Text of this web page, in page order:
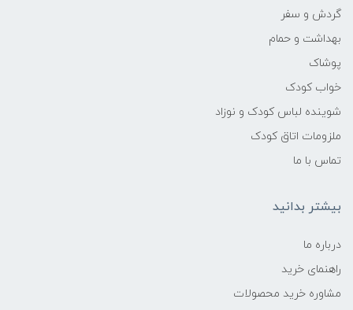
گردش و سفر
بهداشت و حمام
پوشاک
خواب کودک
شوینده لباس کودک و نوزاد
ملزومات اتاق کودک
تماس با ما
بیشتر بدانید
درباره ما
راهنمای خرید
مشاوره خرید محصولات